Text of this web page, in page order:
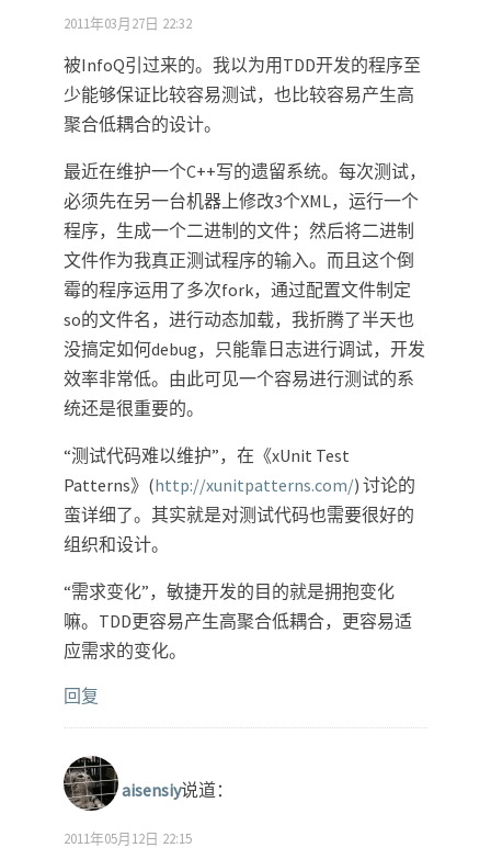
2011年03月27日 22:32
被InfoQ引过来的。我以为用TDD开发的程序至
少能够保证比较容易测试，也比较容易产生高
聚合低耦合的设计。
最近在维护一个C++写的遗留系统。每次测试，
必须先在另一台机器上修改3个XML，运行一个
程序，生成一个二进制的文件；然后将二进制
文件作为我真正测试程序的输入。而且这个倒
霉的程序运用了多次fork，通过配置文件制定
so的文件名，进行动态加载，我折腾了半天也
没搞定如何debug，只能靠日志进行调试，开发
效率非常低。由此可见一个容易进行测试的系
统还是很重要的。
“测试代码难以维护”，在《xUnit Test
Patterns》(http://xunitpatterns.com/) 讨论的
蛮详细了。其实就是对测试代码也需要很好的
组织和设计。
“需求变化”，敏捷开发的目的就是拥抱变化
嘛。TDD更容易产生高聚合低耦合，更容易适
应需求的变化。
回复
aisensiy说道：
2011年05月12日 22:15